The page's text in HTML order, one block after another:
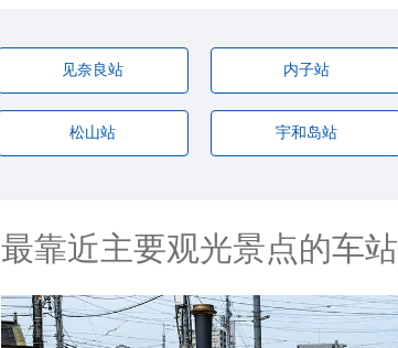
见奈良站 内子站
松山站 宇和岛站
最靠近主要观光景点的车站